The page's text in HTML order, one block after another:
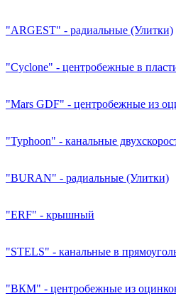
"ARGEST" - радиальные (Улитки)
"Cyclone" - центробежные в
"Mars GDF" - центробежные из
"Typhoon" - канальные
"BURAN" - радиальные (Улитки)
"ERF" - крышный
"STELS" - канальные в
"ВКМ" - центробежные из